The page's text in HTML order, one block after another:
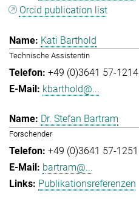
Orcid publication list
Kati Barthold
Technische Assistentin
+49 (0)3641 57-1214
kbarthold@...
Dr. Stefan Bartram
Forschender
+49 (0)3641 57-1251
bartram@...
Publikationsreferenzen